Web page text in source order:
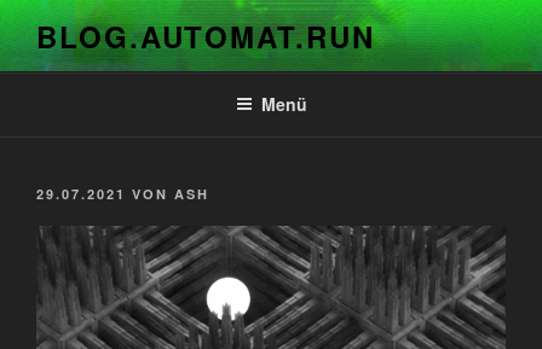
Zum
Inhalt
springen
BLOG.AUTOMAT.RUN
Menü
VERÖFFENTLICHT
29.07.2021 VON ASH